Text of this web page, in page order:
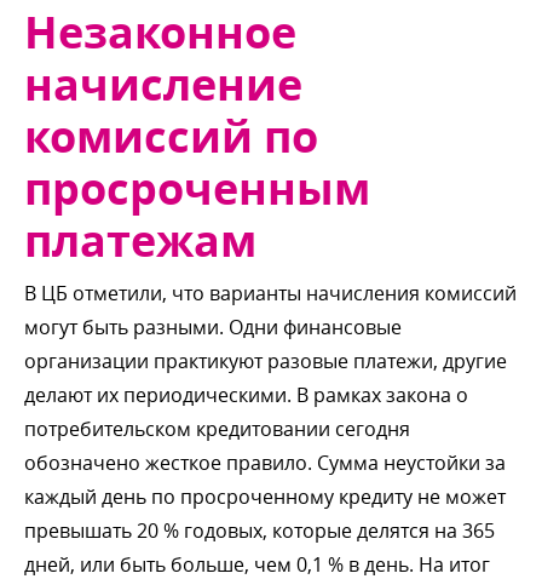
Незаконное
начисление
комиссий по
просроченным
платежам
ЦБ отметили, что варианты начисления комиссий
могут быть разными. Одни финансовые
организации практикуют разовые платежи, другие
делают их периодическими. В рамках закона о
потребительском кредитовании сегодня
обозначено жесткое правило. Сумма неустойки за
каждый день по просроченному кредиту не может
превышать 20 % годовых, которые делятся на 365
дней, или быть больше, чем 0,1 % в день. На ито